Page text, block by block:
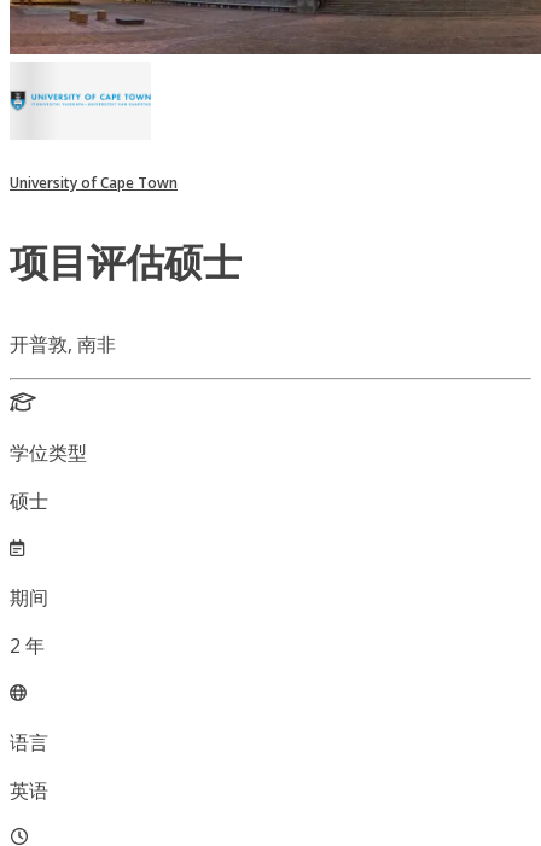
University of Cape Town
项目评估硕士
开普敦, 南非
学位类型
硕士
期间
2 年
语言
英语